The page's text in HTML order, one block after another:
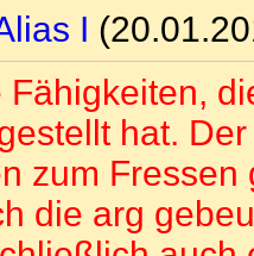
I
Fähigkeiten,
hat.
zum Fressen
die arg